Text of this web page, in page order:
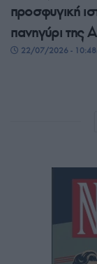
προσφυγική
πανηγύρι της
22/07/2026 -